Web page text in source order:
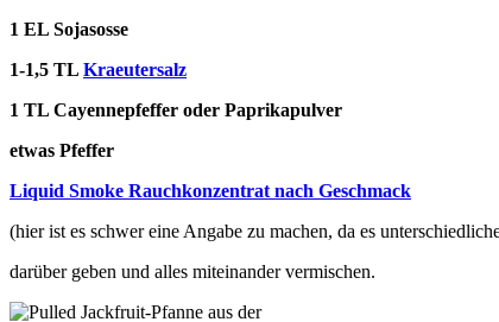
1 EL Sojasosse
1-1,5 TL Kraeutersalz
1 TL Cayennepfeffer oder Paprikapulver
etwas Pfeffer
Liquid Smoke Rauchkonzentrat nach Geschmack
(hier ist es schwer eine Angabe zu machen, da es
darüber geben und alles miteinander vermischen.